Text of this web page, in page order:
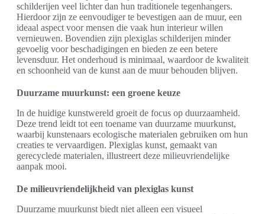
schilderijen veel lichter dan hun traditionele tegenhangers.
Hierdoor zijn ze eenvoudiger te bevestigen aan de muur, een
ideaal aspect voor mensen die vaak hun interieur willen
vernieuwen. Bovendien zijn plexiglas schilderijen minder
gevoelig voor beschadigingen en bieden ze een betere
levensduur. Het onderhoud is minimaal, waardoor de kwaliteit
en schoonheid van de kunst aan de muur behouden blijven.
Duurzame muurkunst: een groene keuze
In de huidige kunstwereld groeit de focus op duurzaamheid.
Deze trend leidt tot een toename van duurzame muurkunst,
waarbij kunstenaars ecologische materialen gebruiken om hun
creaties te vervaardigen. Plexiglas kunst, gemaakt van
gerecyclede materialen, illustreert deze milieuvriendelijke
aanpak mooi.
De milieuvriendelijkheid van plexiglas kunst
Duurzame muurkunst biedt niet alleen een visueel